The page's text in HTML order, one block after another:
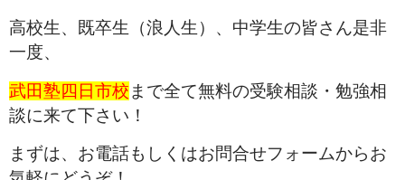
高校生、既卒生（浪人生）、中学生の皆さん是非
一度、
武田塾四日市校 まで全て無料の受験相談・勉強相
談に来て下さい！
まずは、お電話もしくはお問合せフォームからお